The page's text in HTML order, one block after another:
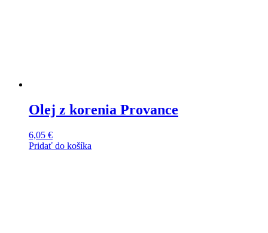
Olej z korenia Provance
6,05 €
Pridať do košíka